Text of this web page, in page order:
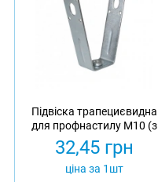
Підвіска трапециєвидна
для профнастилу M10 (з
гайкою)
32,45 грн
ціна за 1шт